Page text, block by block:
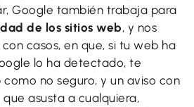
Google también trabaja para
de los sitios web, y nos
casos, en que, si tu web ha
lo ha detectado, te
no seguro, y un aviso con
asusta a cualquiera,